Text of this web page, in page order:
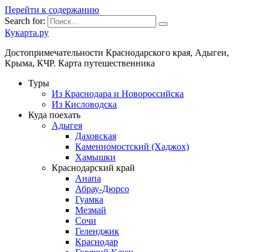
Перейти к содержанию
Search for:
Кукарта.ру
Достопримечательности Краснодарского края, Адыгеи,
Крыма, КЧР. Карта путешественника
Туры
Из Краснодара и Новороссийска
Из Кисловодска
Куда поехать
Адыгея
Даховская
Каменномостский (Хаджох)
Хамышки
Краснодарский край
Анапа
Абрау-Дюрсо
Гуамка
Мезмай
Сочи
Геленджик
Краснодар